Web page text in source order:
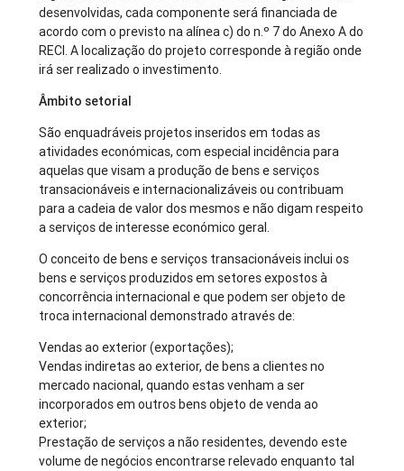
desenvolvidas, cada componente será financiada de
acordo com o previsto na alínea c) do n.º 7 do Anexo A do
RECI. A localização do projeto corresponde à região onde
irá ser realizado o investimento.
Âmbito setorial
São enquadráveis projetos inseridos em todas as
atividades económicas, com especial incidência para
aquelas que visam a produção de bens e serviços
transacionáveis e internacionalizáveis ou contribuam
para a cadeia de valor dos mesmos e não digam respeito
a serviços de interesse económico geral.
O conceito de bens e serviços transacionáveis inclui os
bens e serviços produzidos em setores expostos à
concorrência internacional e que podem ser objeto de
troca internacional demonstrado através de:
Vendas ao exterior (exportações);
Vendas indiretas ao exterior, de bens a clientes no
mercado nacional, quando estas venham a ser
incorporados em outros bens objeto de venda ao
exterior;
Prestação de serviços a não residentes, devendo este
volume de negócios encontrarse relevado enquanto tal